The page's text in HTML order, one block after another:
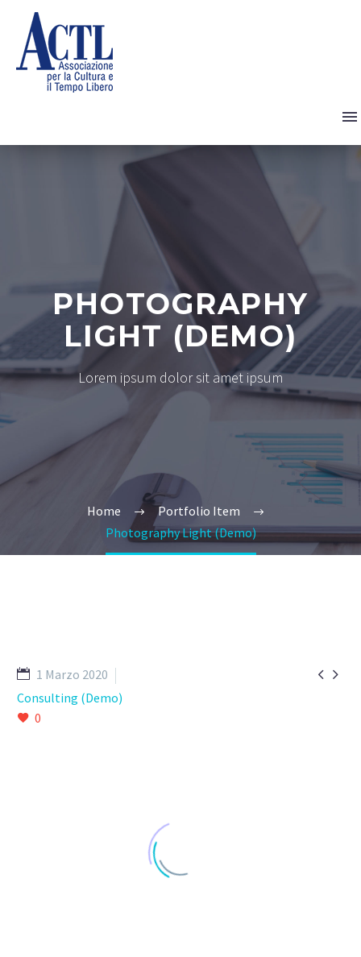
PHOTOGRAPHY
LIGHT (DEMO)
Lorem ipsum dolor sit amet ipsum
Home
Portfolio Item
Photography Light (Demo)
 
1 Marzo 2020
Consulting (Demo)
0